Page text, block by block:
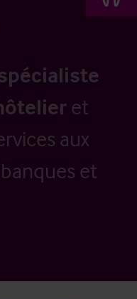
et
aux
et